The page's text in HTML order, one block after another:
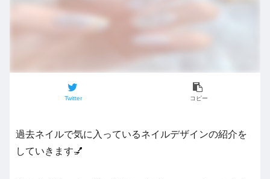
Twitter コピー
過去ネイルで気に入っているネイルデザインの紹介を
していきます💅